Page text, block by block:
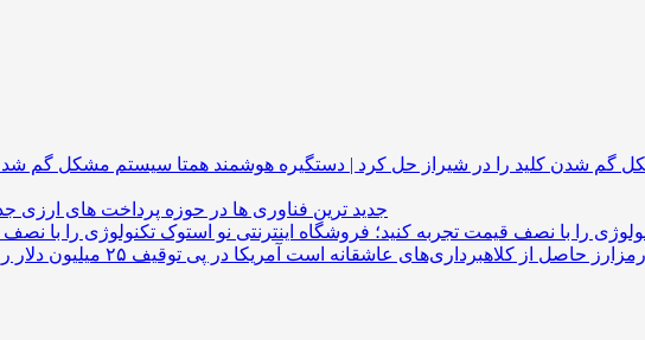
گم شدن کلید را در شیراز حل کرد | دستگیره هوشمند
جدید ترین فناوری ها در حوزه پرداخت های ارزی
را با نصف قیمت تجربه کنید؛ فروشگاه اینترنتی نو استوک